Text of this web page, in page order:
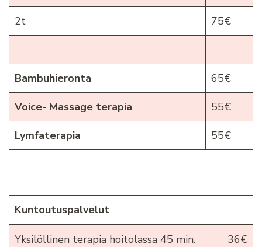
2t 75€
Bambuhieronta 65€
Voice- Massage terapia 55€
Lymfaterapia 55€
Kuntoutuspalvelut
Yksilöllinen terapia hoitolassa 45 min. 36€